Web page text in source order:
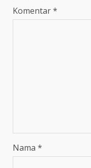
Komentar*
Nama *